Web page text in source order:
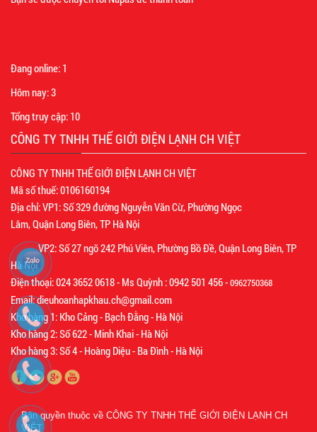
Đang online: 1
Hôm nay:3
Tổng truy cập: 10
CÔNG TY TNHH THẾ GIỚI ĐIỆN LẠNH CH VIỆT
CÔNG TY TNHH THẾ GIỚI ĐIỆN LẠNH CH VIỆT
Mã số thuế: 0106160194
Địa chỉ: VP1: Số 329 đường Nguyễn Văn Cừ, Phường Ngọc
Lâm, Quận Long Biên, TP Hà Nội
VP2: Số 27 ngõ 242 Phú Viên, Phường Bồ Đề, Quận Long Biên, TP
Hà Nội
Điện thoại: 024 3652 0618 - Ms Quỳnh : 0942 501 456 -0962750368
Email: dieuhoanhapkhau.ch@gmail.com
Kho hàng 1: Kho Cảng - Bạch Đằng - Hà Nội
Kho hàng 2: Số 622 - Minh Khai - Hà Nội
Kho hàng 3: Số 4 - Hoàng Diệu - Ba Đình - Hà Nội
Bản quyền thuộc về CÔNG TY TNHH THẾ GIỚI ĐIỆN LẠNH CH
VIỆT